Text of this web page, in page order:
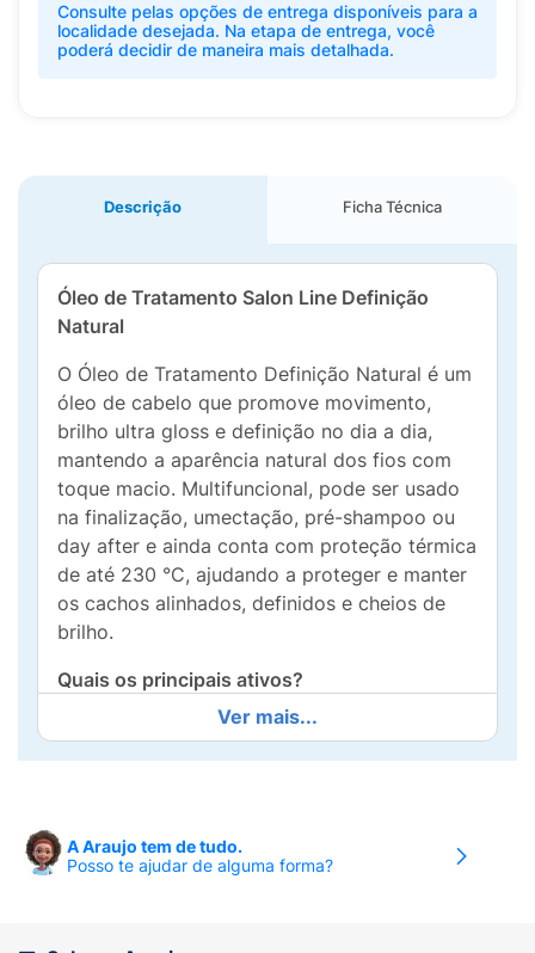
Consulte pelas opções de entrega disponíveis para a
localidade desejada. Na etapa de entrega, você
poderá decidir de maneira mais detalhada.
Descrição Ficha Técnica
Óleo de Tratamento Salon Line Definição
Natural
O Óleo de Tratamento Definição Natural é um
óleo de cabelo que promove movimento,
brilho ultra gloss e definição no dia a dia,
mantendo a aparência natural dos fios com
toque macio. Multifuncional, pode ser usado
na finalização, umectação, pré-shampoo ou
day after e ainda conta com proteção térmica
de até 230 °C, ajudando a proteger e manter
os cachos alinhados, definidos e cheios de
brilho.
Quais os principais ativos?
Com Água de Coco, que repõe os nutrientes
dos fios e potencializa a hidratação;
de Hibisco, que hidrata, nutre e proporciona
brilho; e Mix de Óleos, que revitaliza os fios e
Ver mais...
A Araujo tem de tudo.
Posso te ajudar de alguma forma?